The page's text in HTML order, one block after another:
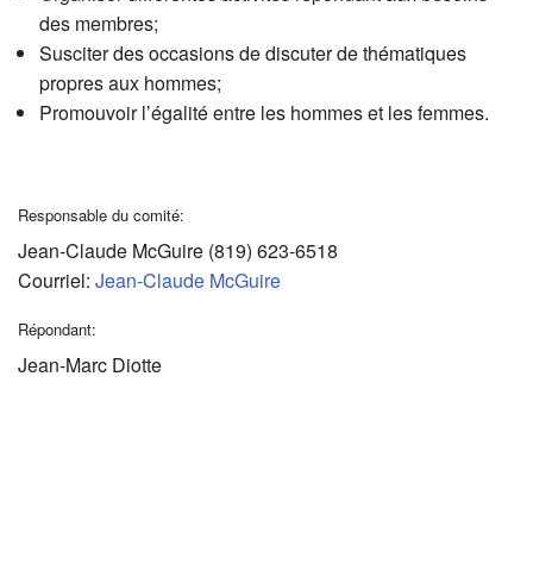
des membres;
Susciter des occasions de discuter de thématiques
propres aux hommes;
Promouvoir l’égalité entre les hommes et les femmes.
Responsable du comité:
Jean-Claude McGuire (819) 623-6518
Courriel: Jean-Claude McGuire
Répondant:
Jean-Marc Diotte